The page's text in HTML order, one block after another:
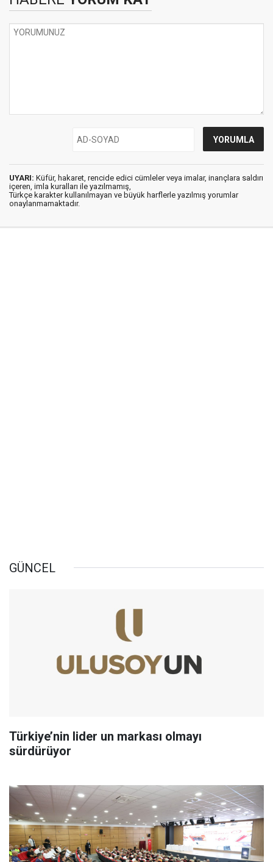
UYARI: Küfür, hakaret, rencide edici cümleler veya imalar, inançlara saldırı
içeren, imla kuralları ile yazılmamış,
Türkçe karakter kullanılmayan ve büyük harflerle yazılmış yorumlar
onaylanmamaktadır.
GÜNCEL
Türkiye’nin lider un markası olmayı
sürdürüyor